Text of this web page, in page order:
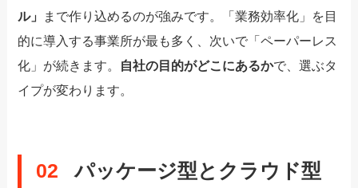
ル」
まで作り込めるのが強みです。「業務効率化」を目
的に導入する事業所が最も多く、次いで「ペーパーレス
化」が続きます。 自社の目的がどこにあるかで、選ぶタ
イプが変わります。
02
パッケージ型とクラウド型